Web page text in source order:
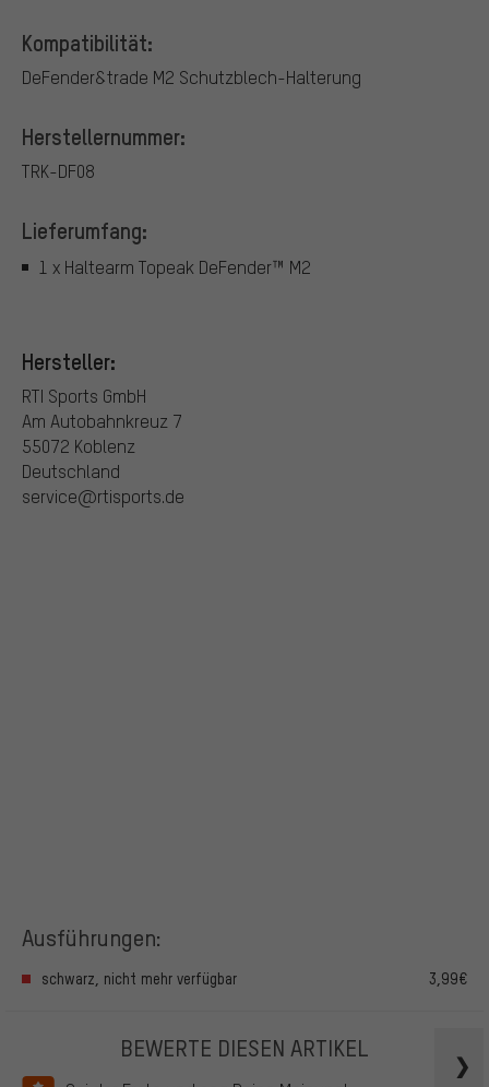
Kompatibilität:
DeFender&trade M2 Schutzblech-Halterung
Herstellernummer:
TRK-DF08
Lieferumfang:
1 x Haltearm Topeak DeFender™ M2
Hersteller:
RTI Sports GmbH
Am Autobahnkreuz 7
55072 Koblenz
Deutschland
service@rtisports.de
Ausführungen:
schwarz, nicht mehr verfügbar 3,99€
BEWERTE DIESEN ARTIKEL